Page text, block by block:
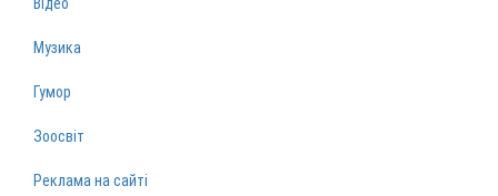
Музика
Гумор
Зоосвіт
Реклама на сайті